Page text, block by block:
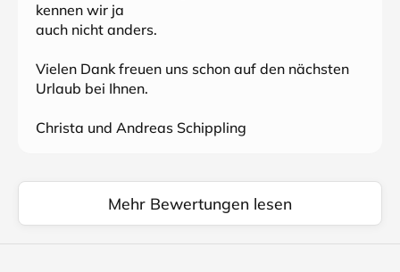
kennen wir ja
auch nicht anders.
Vielen Dank freuen uns schon auf den nächsten
Urlaub bei Ihnen.
Christa und Andreas Schippling
Mehr Bewertungen lesen